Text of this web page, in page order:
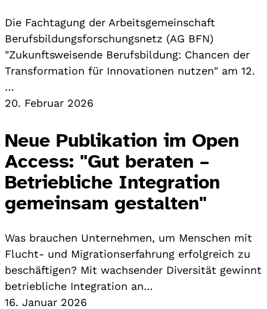
Die Fachtagung der Arbeitsgemeinschaft
Berufsbildungsforschungsnetz (AG BFN)
"Zukunftsweisende Berufsbildung: Chancen der
Transformation für Innovationen nutzen" am 12.
…
20. Februar 2026
Neue Publikation im Open
Access: "Gut beraten –
Betriebliche Integration
gemeinsam gestalten"
Was brauchen Unternehmen, um Menschen mit
Flucht- und Migrationserfahrung erfolgreich zu
beschäftigen? Mit wachsender Diversität gewinnt
betriebliche Integration an…
16. Januar 2026